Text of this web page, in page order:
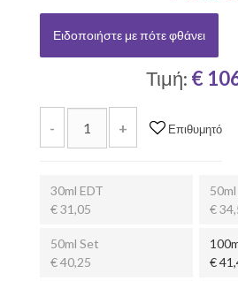
Ειδοποιήστε με πότε φθάνει
Τιμή: €
- + Επιθυμητό
30ml EDT
€ 31,05
€
50ml Set
€ 40,25
€